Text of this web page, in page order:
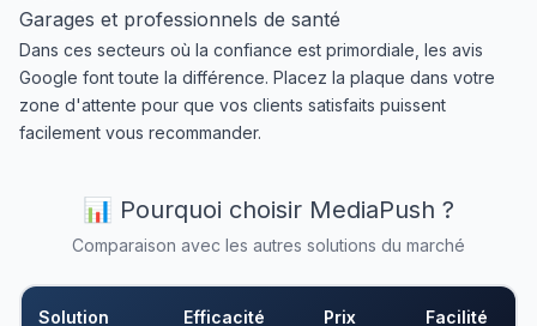
Garages et professionnels de santé
Dans ces secteurs où la confiance est primordiale, les avis
Google font toute la différence. Placez la plaque dans votre
zone d'attente pour que vos clients satisfaits puissent
facilement vous recommander.
📊 Pourquoi choisir MediaPush ?
Comparaison avec les autres solutions du marché
Solution Efficacité Prix Facilité